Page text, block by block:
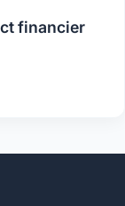
financier